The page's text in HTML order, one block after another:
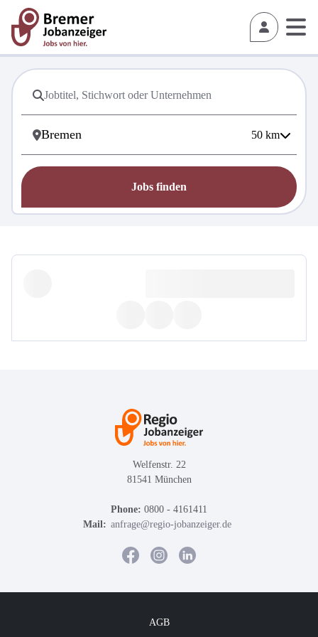
50 km
Jobs finden
Welfenstr. 22
81541 München
Phone: 0800 - 4161411
Mail: anfrage@regio-jobanzeiger.de
AGB